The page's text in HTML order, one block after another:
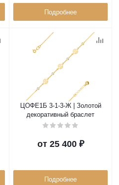
Подробнее
ЦОФЕ1Б 3-1-3-Ж | Золотой
декоративный браслет
от 25 400 ₽
Подробнее